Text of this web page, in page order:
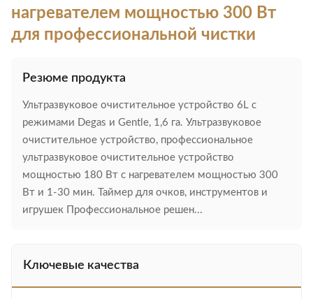
нагревателем мощностью 300 Вт
для профессиональной чистки
Резюме продукта
Ультразвуковое очистительное устройство 6L с
режимами Degas и Gentle, 1,6 га. Ультразвуковое
очистительное устройство, профессиональное
ультразвуковое очистительное устройство
мощностью 180 Вт с нагревателем мощностью 300
Вт и 1-30 мин. Таймер для очков, инструментов и
игрушек Профессиональное решен...
Ключевые качества